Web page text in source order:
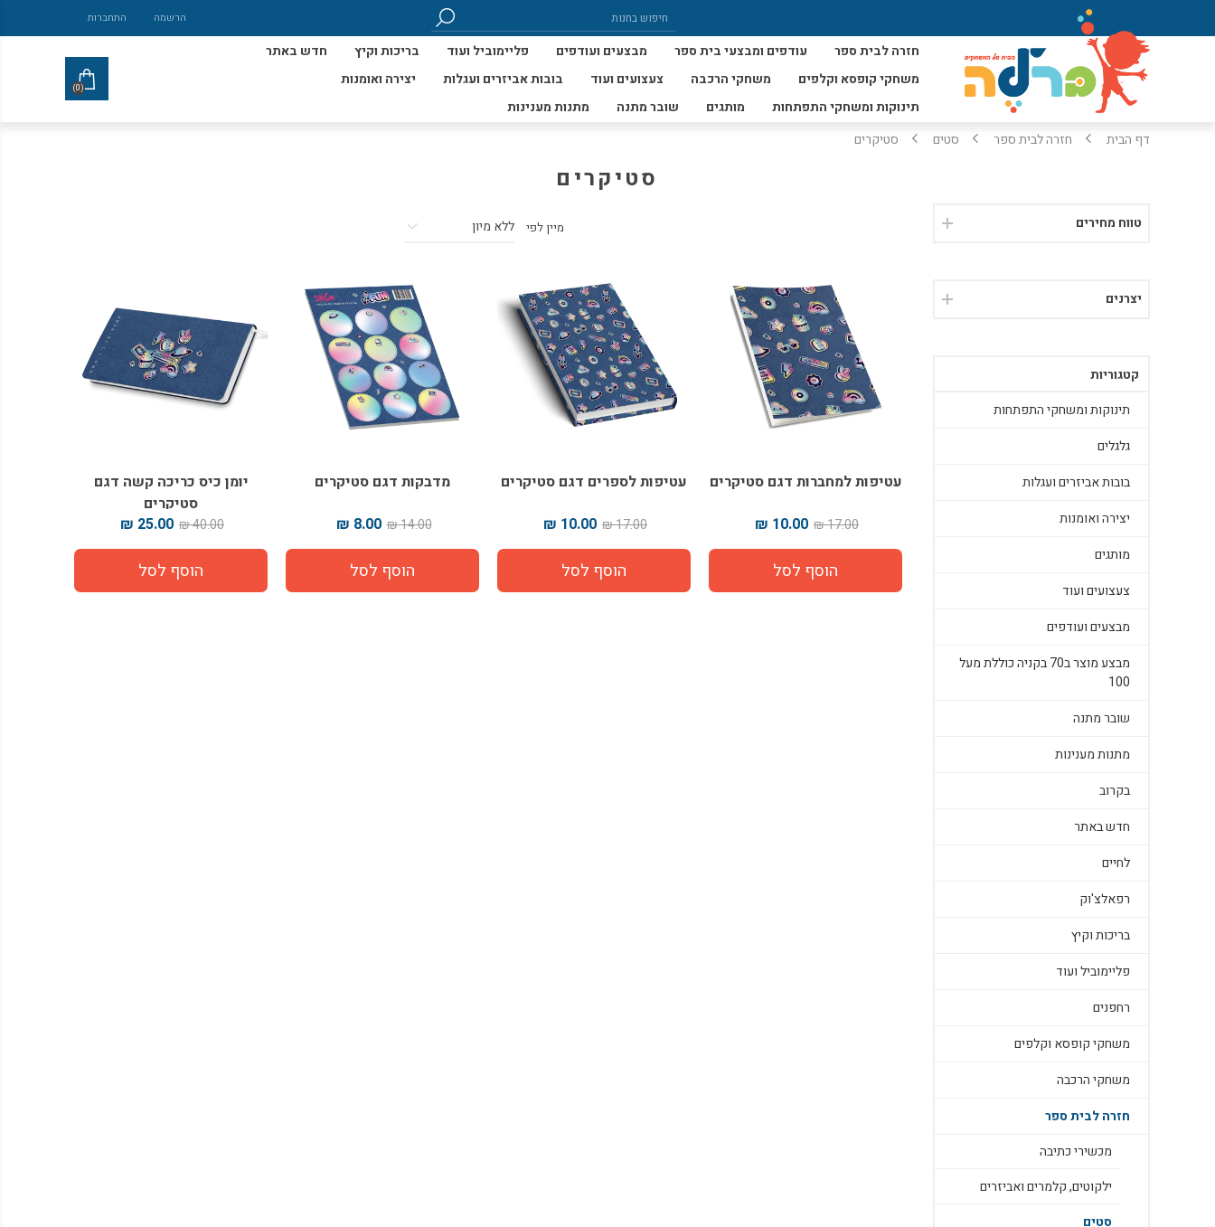
הרשמה התחברות
חזרה לבית ספר עודפים ומבצעי בית ספר מבצעים ועודפים פליימוביל ועוד בריכות וקיץ
חדש באתר
משחקי קופסא וקלפים
משחקי הרכבה צעצועים ועוד בובות אביזרים ועגלות
יצירה ואומנות
תינוקות ומשחקי התפתחות
מותגים שובר מתנה מתנות מענינות
(0)
דף הבית חזרה לבית ספר סטים סטיקרים
סטיקרים
מיין לפי
עטיפות למחברות דגם סטיקרים
17.00 ₪
10.00 ₪
עטיפות לספרים דגם סטיקרים
17.00 ₪
10.00 ₪
מדבקות דגם סטיקרים
14.00 ₪
8.00 ₪
יומן כיס כריכה קשה דגם
סטיקרים
40.00 ₪
25.00 ₪
טווח מחירים
יצרנים
קטגוריות
תינוקות ומשחקי התפתחות
גלגלים
בובות אביזרים ועגלות
יצירה ואומנות
מותגים
צעצועים ועוד
מבצעים ועודפים
מבצע מוצר ב70 בקניה כוללת מעל
100
שובר מתנה
מתנות מענינות
בקרוב
חדש באתר
לחיים
רפאלצ'וק
בריכות וקיץ
פליימוביל ועוד
רחפנים
משחקי קופסא וקלפים
משחקי הרכבה
חזרה לבית ספר
מכשירי כתיבה
ילקוטים, קלמרים ואביזרים
סטים